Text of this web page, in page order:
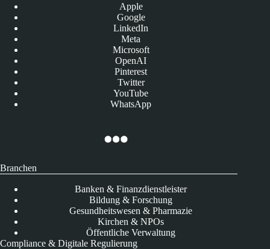
Apple
Google
LinkedIn
Meta
Microsoft
OpenAI
Pinterest
Twitter
YouTube
WhatsApp
Branchen
Banken & Finanzdienstleister
Bildung & Forschung
Gesundheitswesen & Pharmazie
Kirchen & NPOs
Öffentliche Verwaltung
Compliance & Digitale Regulierung